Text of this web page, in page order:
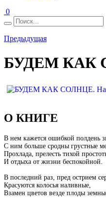
0
Предыдущая
БУДЕМ КАК
О КНИГЕ
В нем кажется ошибкой полдень
С ним больше сродны грустные
Прохлада, прелесть тихой
И отдыха от жизни беспокойной.
В последний раз, пред острием
Красуются колосья наливные,
Взамен цветов везде плоды